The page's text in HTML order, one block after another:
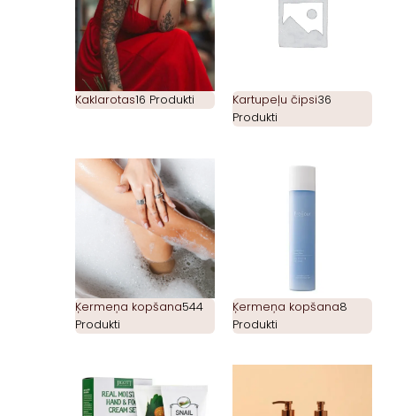
Kaklarotas16 Produkti Kartupeļu čipsi36
Produkti
Ķermeņa kopšana544
Produkti
Ķermeņa kopšana8
Produkti